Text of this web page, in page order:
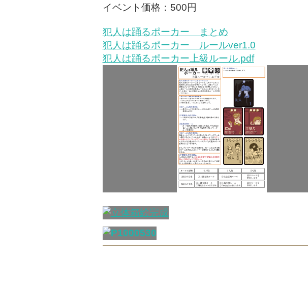
イベント価格：500円
犯人は踊るポーカー まとめ
犯人は踊るポーカー ルールver1.0
犯人は踊るポーカー上級ルール.pdf